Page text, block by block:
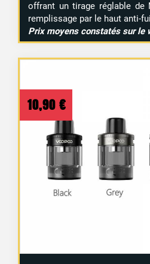
offrant un tirage réglable de
remplissage par le haut anti-
Prix moyens constatés sur le
10,90 €